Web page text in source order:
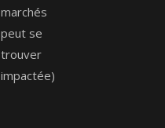
marchés
peut se
trouver
impactée)